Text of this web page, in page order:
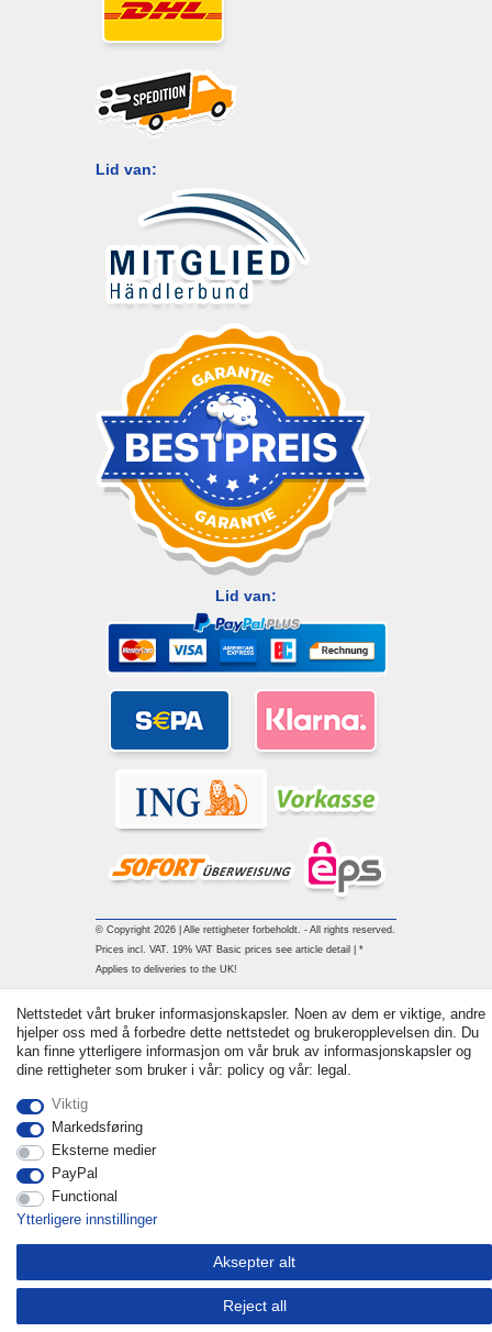
Lid van:
Lid van:
© Copyright 2026 | Alle rettigheter forbeholdt. - All rights reserved.
Prices incl. VAT. 19% VAT Basic prices see article detail | *
Applies to deliveries to the UK!
Nettstedet vårt bruker informasjonskapsler. Noen av dem er viktige, andre
hjelper oss med å forbedre dette nettstedet og brukeropplevelsen din. Du
kan finne ytterligere informasjon om vår bruk av informasjonskapsler og
dine rettigheter som bruker i vår: policy og vår: legal.
Viktig
Markedsføring
Eksterne medier
PayPal
Functional
Ytterligere innstillinger
Aksepter alt
Reject all
Withdraw from contract here
Ta kontakt med